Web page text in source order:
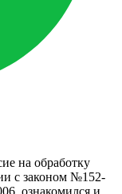
на обработку
с законом №152-
ознакомился и